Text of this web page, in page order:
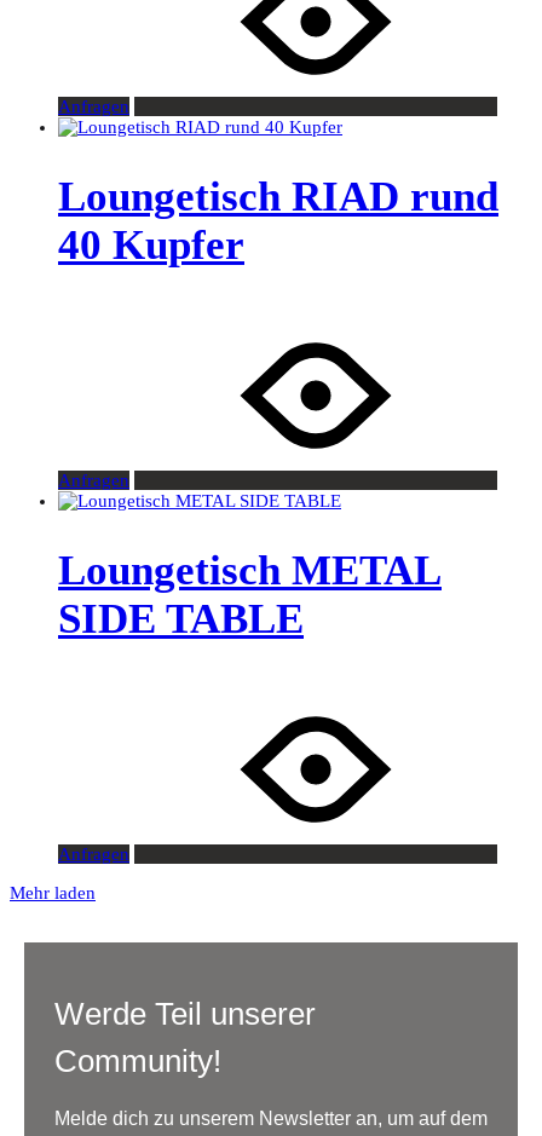
Anfragen
Loungetisch RIAD rund
40 Kupfer
Anfragen
Loungetisch METAL
SIDE TABLE
Anfragen
Mehr laden
Werde Teil unserer
Community!
Melde dich zu unserem Newsletter an, um auf dem